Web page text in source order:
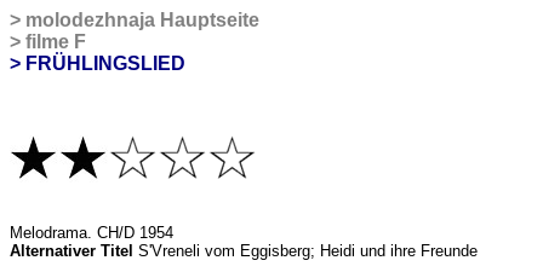
> molodezhnaja Hauptseite
> filme F
> FRÜHLINGSLIED
Melodrama. CH/D 1954
Alternativer Titel S'Vreneli vom Eggisberg; Heidi und ihre Freunde